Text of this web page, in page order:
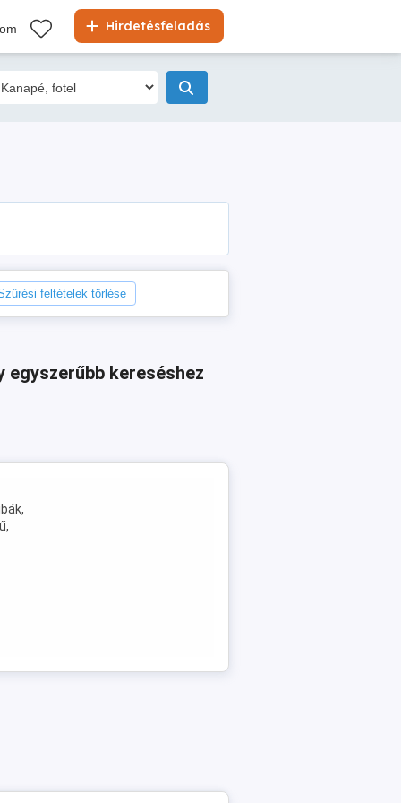
Hirdetésfeladás
feltételek törlése
kereséshez